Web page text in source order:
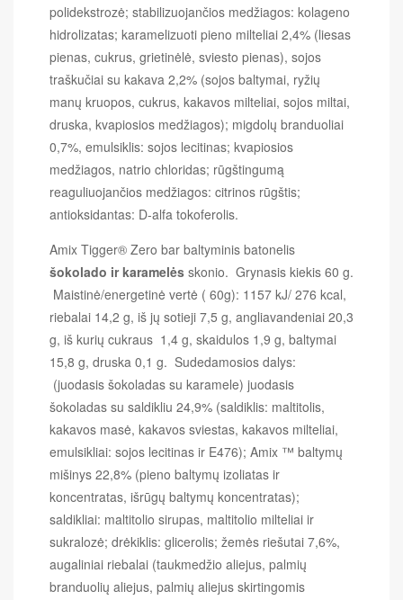
polidekstrozė; stabilizuojančios medžiagos: kolageno
hidrolizatas; karamelizuoti pieno milteliai 2,4% (liesas
pienas, cukrus, grietinėlė, sviesto pienas), sojos
traškučiai su kakava 2,2% (sojos baltymai, ryžių
manų kruopos, cukrus, kakavos milteliai, sojos miltai,
druska, kvapiosios medžiagos); migdolų branduoliai
0,7%, emulsiklis: sojos lecitinas; kvapiosios
medžiagos, natrio chloridas; rūgštingumą
reaguliuojančios medžiagos: citrinos rūgštis;
antioksidantas: D-alfa tokoferolis.
Amix Tigger® Zero bar baltyminis batonelis
šokolado ir karamelės skonio. Grynasis kiekis 60 g.
Maistinė/energetinė vertė ( 60g): 1157 kJ/ 276 kcal,
riebalai 14,2 g, iš jų sotieji 7,5 g, angliavandeniai 20,3
g, iš kurių cukraus 1,4 g, skaidulos 1,9 g, baltymai
15,8 g, druska 0,1 g. Sudedamosios dalys:
(juodasis šokoladas su karamele) juodasis
šokoladas su saldikliu 24,9% (saldiklis: maltitolis,
kakavos masė, kakavos sviestas, kakavos milteliai,
emulsikliai: sojos lecitinas ir E476); Amix ™ baltymų
mišinys 22,8% (pieno baltymų izoliatas ir
koncentratas, išrūgų baltymų koncentratas);
saldikliai: maltitolio sirupas, maltitolio milteliai ir
sukralozė; drėkiklis: glicerolis; žemės riešutai 7,6%,
augaliniai riebalai (taukmedžio aliejus, palmių
branduolių aliejus, palmių aliejus skirtingomis